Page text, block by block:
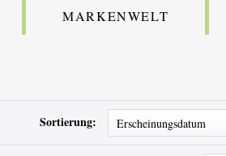
MARKENWELT
Sortierung: